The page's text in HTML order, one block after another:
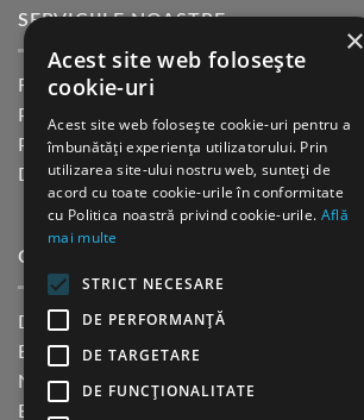
SERVICIILE NOASTRE
Returnare in 30 de zile
Plata cu cardul Guerrilla
Plata in rate fara dobanda
Distributie sau profesionisti
CINE SUNTEM?
Despre noi
Blog
Newsletter
Evenimente
×
Acest site web folosește
cookie-uri
Acest site web folosește cookie-uri pentru a
îmbunătăți experiența utilizatorului. Prin
utilizarea site-ului nostru web, sunteți de
acord cu toate cookie-urile în conformitate
cu Politica noastră privind cookie-urile. Află
mai multe
STRICT NECESARE
DE PERFORMANȚĂ
DE TARGETARE
DE FUNCŢIONALITATE